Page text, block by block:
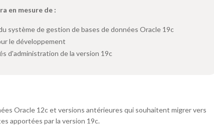
en mesure de :
système de gestion de bases de données Oracle 19c
le développement
d'administration de la version 19c
Oracle 12c et versions antérieures qui souhaitent migrer vers
apportées par la version 19c.